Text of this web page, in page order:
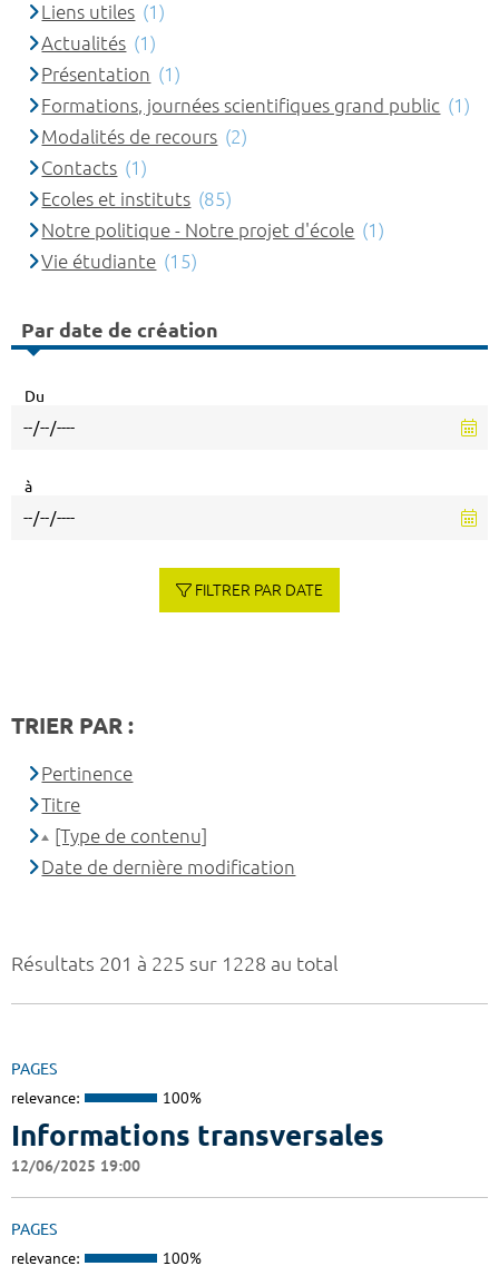
Résultats 201 à 225 sur 1228 au total
PAGES
relevance: 100%
Informations transversales
12/06/2025 19:00
PAGES
relevance: 100%
Liens utiles (1)
Actualités (1)
Présentation (1)
Formations, journées scientifiques grand public (1)
Modalités de recours (2)
Contacts (1)
Ecoles et instituts (85)
Notre politique - Notre projet d'école (1)
Vie étudiante (15)
Par date de création
Du
à
FILTRER PAR DATE
TRIER PAR :
Pertinence
Titre
[Type de contenu]
Date de dernière modification